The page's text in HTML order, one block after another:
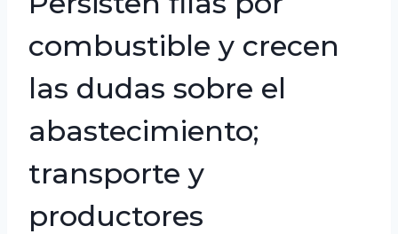
combustible y crecen
las dudas sobre el
abastecimiento;
transporte y
productores